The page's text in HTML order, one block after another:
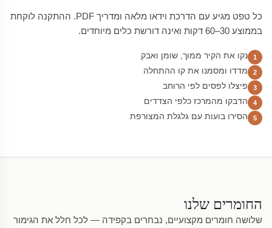
כל טפט מגיע עם הדרכת וידאו מלאה ומדריך PDF. ההתקנה לוקחת
בממוצע 30–60 דקות ואינה דורשת כלים מיוחדים.
1 נקו את הקיר ממוך, שומן ואבק
2 מדדו ומסמנו את קו ההתחלה
3 פיצלו לפסים לפי הרוחב
4 הדבקו מהמרכז כלפי הצדדים
5 הסירו בועות עם גלגלת המצורפת
החומרים שלנו
שלושה חומרים מקצועיים, נבחרים בקפידה — לכל חלל את הגימור